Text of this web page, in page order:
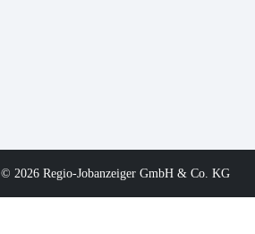
© 2026 Regio-Jobanzeiger GmbH & Co. KG